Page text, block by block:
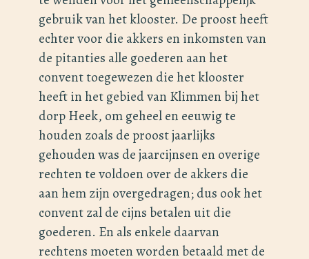
gebruik van het klooster. De proost heeft
echter voor die akkers en inkomsten van
de pitanties alle goederen aan het
convent toegewezen die het klooster
heeft in het gebied van Klimmen bij het
dorp Heek, om geheel en eeuwig te
houden zoals de proost jaarlijks
gehouden was de jaarcijnsen en overige
rechten te voldoen over de akkers die
aan hem zijn overgedragen; dus ook het
convent zal de cijns betalen uit die
goederen. En als enkele daarvan
rechtens moeten worden betaald met de